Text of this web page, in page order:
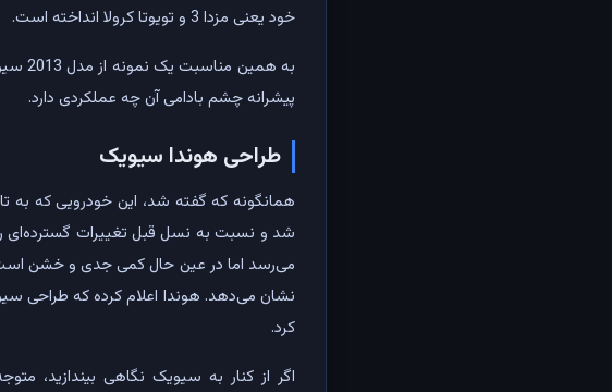
خود یعنی مزدا 3 و تویوتا کرولا انداخته است.
به
پیشرانه چشم بادامی آن چه عملکردی دارد.
طراحی هوندا سیویک
شد و نسبت به نسل قبل تغییرات گسترده‌ای
می‌رسد اما در عین حال کمی جدی و خشن
نشان می‌دهد. هوندا اعلام کرده که طراحی
کرد.
اگر از کنار به سیویک نگاهی بیندازید،